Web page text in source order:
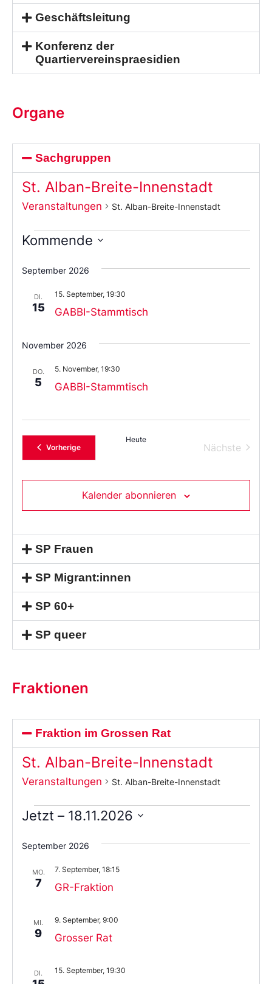
Geschäftsleitung
Konferenz der
Quartiervereinspraesidien
Organe
Sachgruppen
St. Alban-Breite-Innenstadt
Veranstaltungen St. Alban-Breite-Innenstadt
Kommende
Sie
das
aus.
September 2026
DI.
15 GABBI-Stammtisch
15. September, 19:30
November 2026
DO.
5 GABBI-Stammtisch
5. November, 19:30
VorherigeVeranstaltungen
Heute
Nächste
Kalender abonnieren
SP Frauen
SP Migrant:innen
SP 60+
SP queer
Fraktionen
Fraktion im Grossen Rat
St. Alban-Breite-Innenstadt
Veranstaltungen St. Alban-Breite-Innenstadt
Jetzt – 18.11.2026
Sie
das
aus.
September 2026
MO.
7 GR-Fraktion
7. September, 18:15
MI.
9 Grosser Rat
9. September, 9:00
DI. 15. September, 19:30